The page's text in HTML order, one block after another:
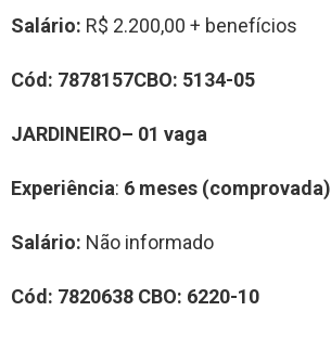
Salário: R$ 2.200,00 + benefícios
Cód: 7878157CBO: 5134-05
JARDINEIRO– 01 vaga
Experiência: 6 meses (comprovada)
Salário: Não informado
Cód: 7820638 CBO: 6220-10